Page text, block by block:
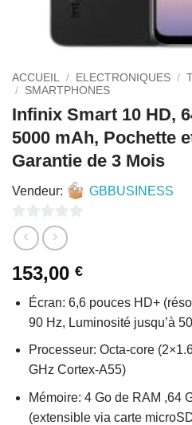
ACCUEIL / ELECTRONIQUES /
/ SMARTPHONES
Infinix Smart 10 HD,
5000 mAh, Pochette
Garantie de 3 Mois
Vendeur: GBBUSINESS
0
sur
5
153,00 €
Écran: 6,6 pouces HD+
90 Hz, Luminosité jusqu’à
Processeur: Octa-core
GHz Cortex-A55)
Mémoire: 4 Go de RAM ,64
(extensible via carte